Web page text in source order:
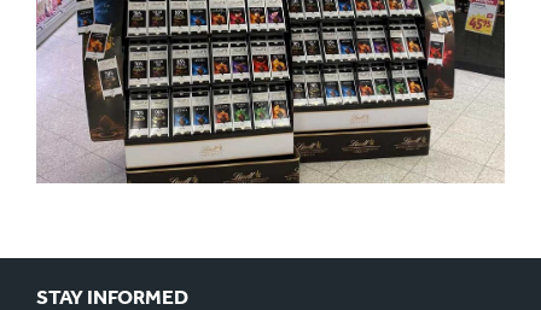
STAY INFORMED